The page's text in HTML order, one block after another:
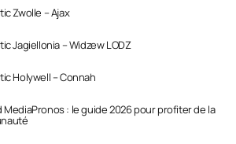
Zwolle – Ajax
Jagiellonia – Widzew LODZ
Holywell – Connah
MediaPronos : le guide 2026 pour profiter de la